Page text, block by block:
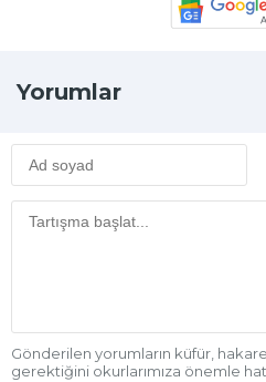
Yorumlar
Gönderilen yorumların küfür,
gerektiğini okurlarımıza önemle